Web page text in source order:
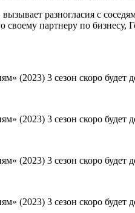
разногласия с
своему партнеру по
(2023) 3 сезон скоро будет
(2023) 3 сезон скоро будет
(2023) 3 сезон скоро будет
(2023) 3 сезон скоро будет